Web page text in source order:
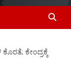
ಕೇಂದ್ರಕ್ಕೆ